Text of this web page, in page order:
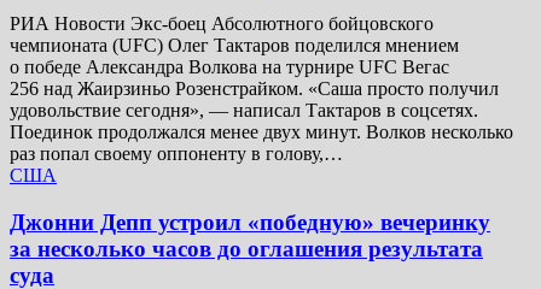
РИА Новости Экс-боец Абсолютного бойцовского
чемпионата (UFC) Олег Тактаров поделился мнением
о победе Александра Волкова на турнире UFC Вегас
256 над Жаирзиньо Розенстрайком. «Саша просто получил
удовольствие сегодня», — написал Тактаров в соцсетях.
Поединок продолжался менее двух минут. Волков несколько
раз попал своему оппоненту в голову,…
США
Джонни Депп устроил «победную» вечеринку
за несколько часов до оглашения результата
суда